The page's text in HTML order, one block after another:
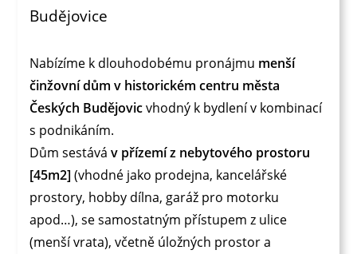
Budějovice
Nabízíme k dlouhodobému pronájmu menší
činžovní dům v historickém centru města
Českých Budějovicvhodný k bydlení v kombinací
s podnikáním.
Dům sestáváv přízemí z nebytového prostoru
[45m2] (vhodné jako prodejna, kancelářské
prostory, hobby dílna, garáž pro motorku
apod…), se samostatným přístupem z ulice
(menší vrata), včetně úložných prostor a